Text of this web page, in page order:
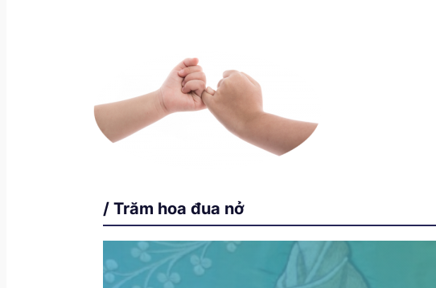
/ Trăm hoa đua nở